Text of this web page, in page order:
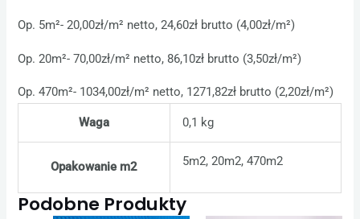
Op. 5m²- 20,00zł/m² netto, 24,60zł brutto (4,00zł/m²)
Op. 20m²- 70,00zł/m² netto, 86,10zł brutto (3,50zł/m²)
Op. 470m²- 1034,00zł/m² netto, 1271,82zł brutto (2,20zł/m²)
Waga 0,1 kg
Opakowanie m2 5m2, 20m2, 470m2
Podobne Produkty